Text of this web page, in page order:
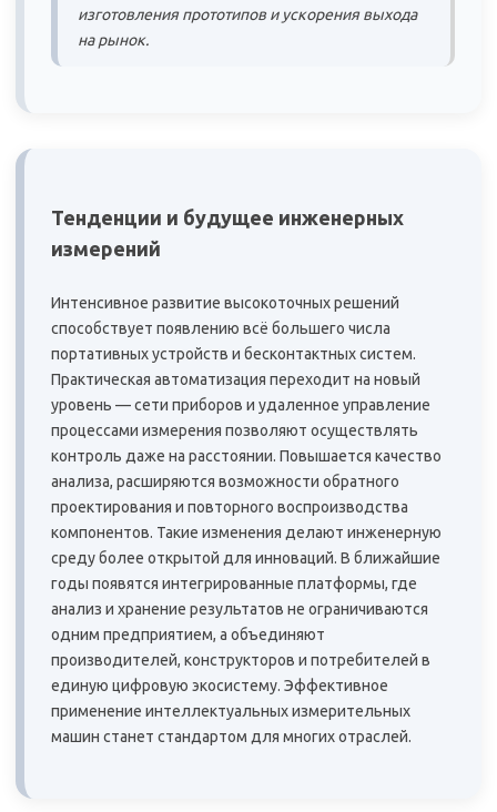
изготовления прототипов и ускорения выхода
на рынок.
Тенденции и будущее инженерных
измерений
Интенсивное развитие высокоточных решений
способствует появлению всё большего числа
портативных устройств и бесконтактных систем.
Практическая автоматизация переходит на новый
уровень — сети приборов и удаленное управление
процессами измерения позволяют осуществлять
контроль даже на расстоянии. Повышается качество
анализа, расширяются возможности обратного
проектирования и повторного воспроизводства
компонентов. Такие изменения делают инженерную
среду более открытой для инноваций. В ближайшие
годы появятся интегрированные платформы, где
анализ и хранение результатов не ограничиваются
одним предприятием, а объединяют
производителей, конструкторов и потребителей в
единую цифровую экосистему. Эффективное
применение интеллектуальных измерительных
машин станет стандартом для многих отраслей.